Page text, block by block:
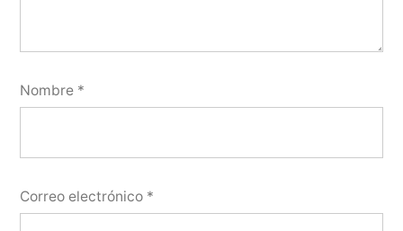
Nombre *
Correo electrónico *